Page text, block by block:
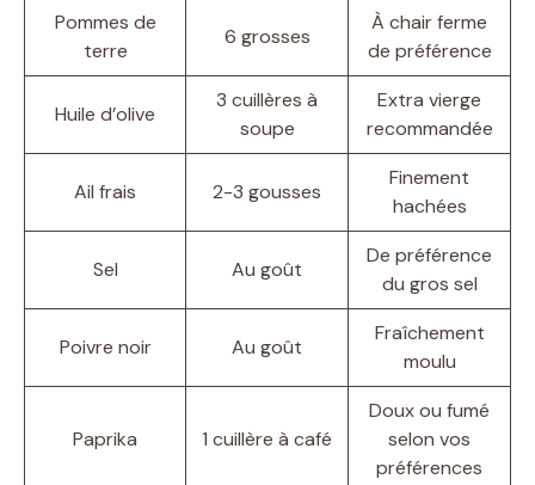
Pommes de
terre
6 grosses
À chair ferme
de préférence
Huile d’olive
3 cuillères à
soupe
Extra vierge
recommandée
Ail frais 2-3 gousses
Finement
hachées
Sel Au goût
De préférence
du gros sel
Poivre noir Au goût
Fraîchement
moulu
Paprika 1 cuillère à café
Doux ou fumé
selon vos
préférences